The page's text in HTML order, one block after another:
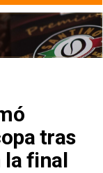
tras
la final